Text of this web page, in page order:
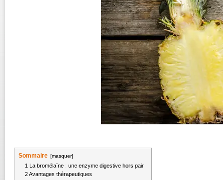
Sommaire [masquer]
1 La bromélaïne : une enzyme digestive hors pair
2Avantages thérapeutiques